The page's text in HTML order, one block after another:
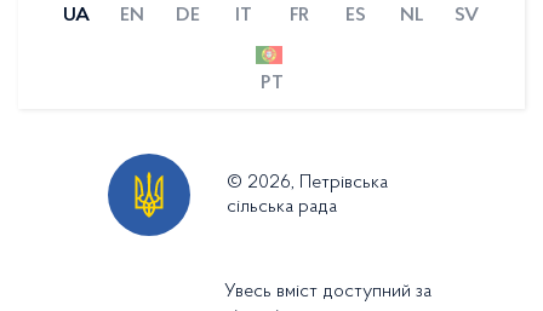
UA EN DE IT FR ES NL SV
PT
© 2026, Петрівська
сільська рада
Увесь вміст доступний за